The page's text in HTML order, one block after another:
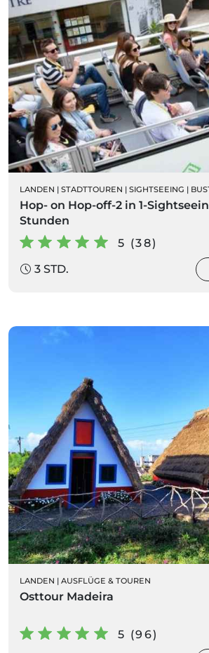
LANDEN | STADTTOUREN | SIGHTSEEING |
Hop- on Hop-off-2 in 1-
Stunden
5 (38)
3 STD.
LANDEN | AUSFLÜGE & TOUREN
Osttour Madeira
5 (96)